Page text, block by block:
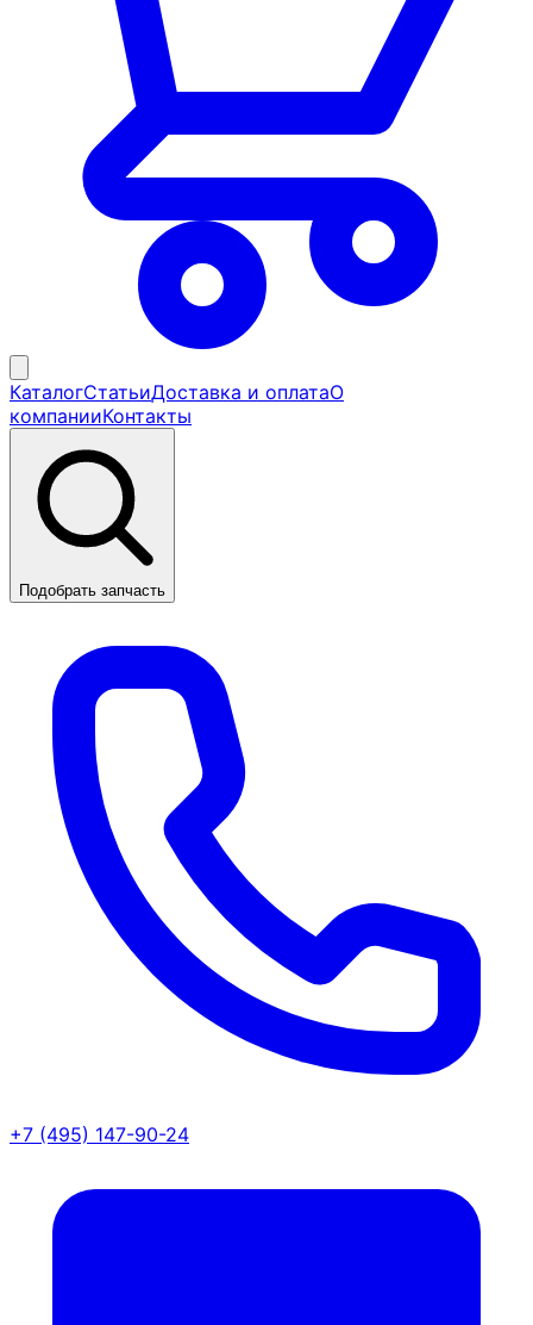
КаталогСтатьиДоставка и оплатаО
компанииКонтакты
Подобрать запчасть
+7 (495) 147-90-24